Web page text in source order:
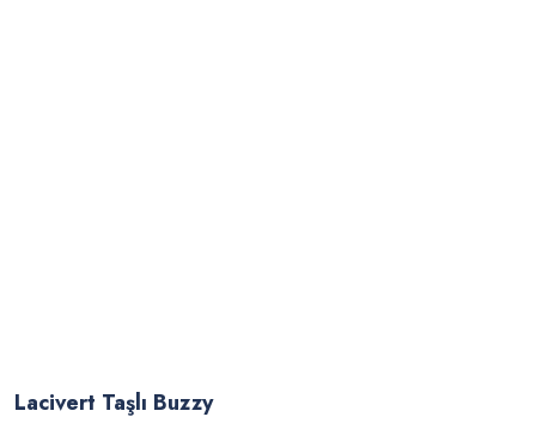
Lacivert Taşlı Buzzy